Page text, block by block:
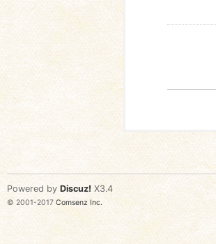
Powered by Discuz! X3.4
© 2001-2017 Comsenz Inc.